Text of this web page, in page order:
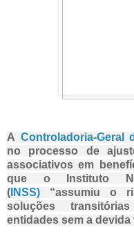
A Controladoria-Geral
no processo de
associativos em
que o Instituto
( INSS) “assumiu o
soluções
entidades sem a